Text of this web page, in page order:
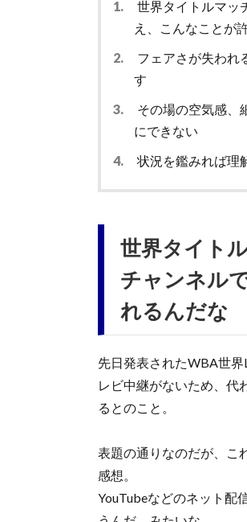
1.
世界タイトルマッ
え、こんなことが
2.
フェアさが失われ
す
3.
その場の空気感、
にできない
4.
状況を鑑みれば理
世界タイト
チャンネル
れるんだな
先日発表されたWBA世
レビ中継がないため、代
るとのこと。
表題の通りなのだが、こ
感想。
YouTubeなどのネット配